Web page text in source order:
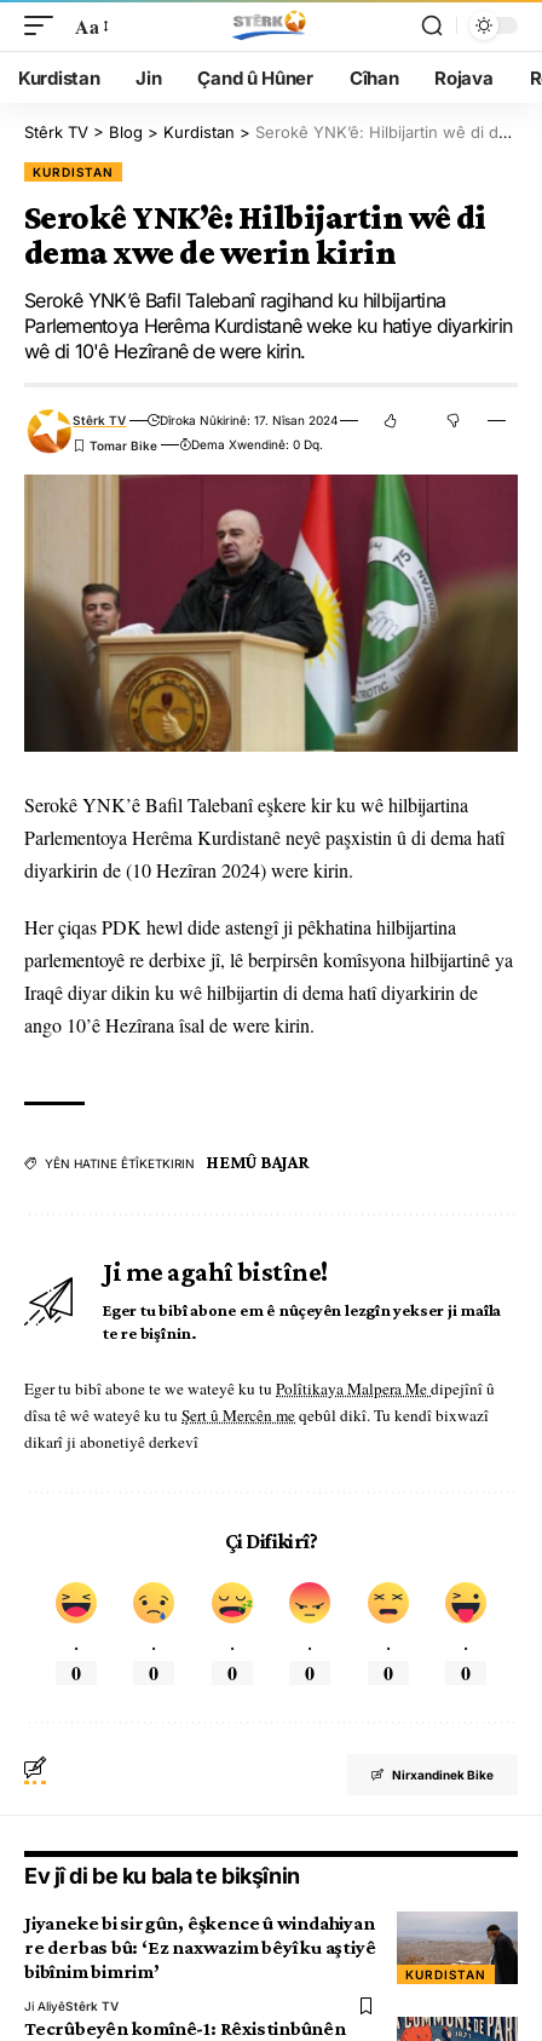
Aa
Kurdistan Jin Çand û Hûner Cîhan Rojava
Stêrk TV > Blog > Kurdistan > Serokê YNK’ê: Hilbijartin wê di dema xwe de werin kirin
KURDISTAN
Serokê YNK’ê: Hilbijartin wê di
dema xwe de werin kirin
Serokê YNK’ê Bafil Talebanî ragihand ku hilbijartina
Parlementoya Herêma Kurdistanê weke ku hatiye diyarkirin
wê di 10'ê Hezîranê de were kirin.
Stêrk TV
Dîroka Nûkirinê: 17. Nîsan 2024
Dema Xwendinê: 0 Dq.
Serokê YNK’ê Bafil Talebanî eşkere kir ku wê hilbijartina
Parlementoya Herêma Kurdistanê neyê paşxistin û di dema hatî
diyarkirin de (10 Hezîran 2024) were kirin.
Her çiqas PDK hewl dide astengî ji pêkhatina hilbijartina
parlementoyê re derbixe jî, lê berpirsên komîsyona hilbijartinê ya
Iraqê diyar dikin ku wê hilbijartin di dema hatî diyarkirin de
ango 10’ê Hezîrana îsal de were kirin.
YÊN HATINE ÊTÎKETKIRIN HEMÛ BAJAR
Ji me agahî bistîne!
Eger tu bibî abone em ê nûçeyên lezgîn yekser ji maîla
te re bişînin.
Eger tu bibî abone te we wateyê ku tu Polîtikaya Malpera Medipejînî û
dîsa tê wê wateyê ku tu Şert û Mercên meqebûl dikî. Tu kendî bixwazî
dikarî ji abonetiyê derkevî
Çi Difikirî?
.
0
.
0
.
0
.
0
.
0
.
0
Nirxandinek Bike
Ev jî di be ku bala te bikşînin
KURDISTAN
Jiyaneke bi sirgûn, êşkence û windahiyan
re derbas bû: ‘Ez naxwazim bêyî ku aştiyê
bibînim bimrim’
Ji AliyêStêrk TV
Tecrûbeyên komînê-1: Rêxistinbûnên